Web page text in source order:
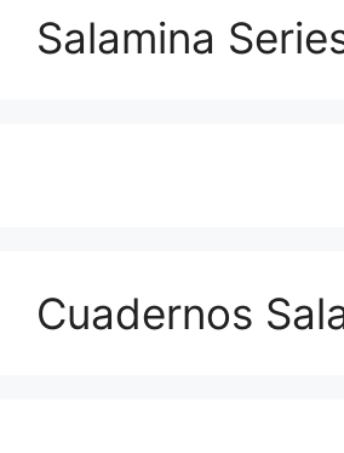
Salamina
Cuadernos